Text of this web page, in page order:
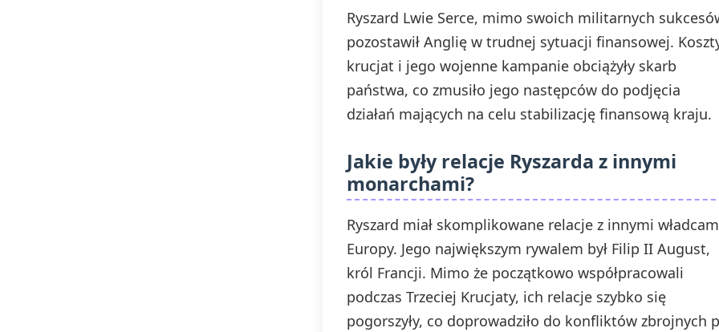
Ryszard Lwie Serce, mimo swoich militarnych
pozostawił Anglię w trudnej sytuacji finansowej.
krucjat i jego wojenne kampanie obciążyły skarb
państwa, co zmusiło jego następców do podjęcia
działań mających na celu stabilizację finansową kraju.
Jakie były relacje Ryszarda z innymi
monarchami?
Ryszard miał skomplikowane relacje z innymi
Europy. Jego największym rywalem był Filip II August,
król Francji. Mimo że początkowo współpracowali
podczas Trzeciej Krucjaty, ich relacje szybko się
pogorszyły, co doprowadziło do konfliktów zbrojnych